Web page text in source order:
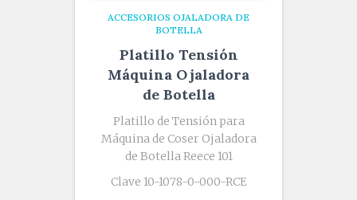
ACCESORIOS OJALADORA DE
BOTELLA
Platillo Tensión
Máquina Ojaladora
de Botella
Platillo de Tensión para
Máquina de Coser Ojaladora
de Botella Reece 101
Clave 10-1078-0-000-RCE